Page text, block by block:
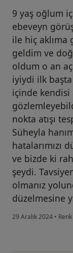
9 yaş oğlum
ebeveyn
ile hiç aklıma
geldim ve
oldum o an
iyiydi ilk
içinde kendisi
nokta atışı
Süheyla
hatalarımızı
ve bizde ki
şeydi.
olmanız
düzelmesine
29 Aralık 2024 •